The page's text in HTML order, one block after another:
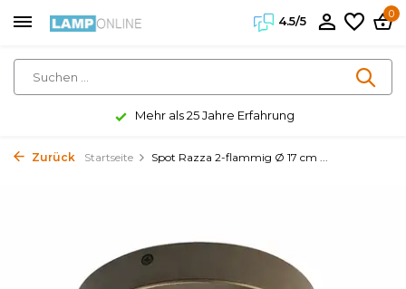
4.5/5
0
Mehr als 25 Jahre Erfahrung
Zurück Startseite Spot Razza 2-flammig Ø 17 cm ...